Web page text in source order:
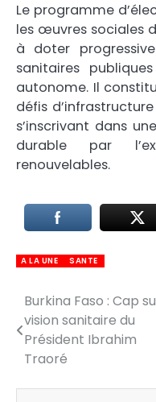
Le programme
les œuvres sociales
à doter
sanitaires
autonome. Il
défis
s’inscrivant dans
durable par
renouvelables.
A LA UNE SANTE
Navigation
de
l’article
Burkina Faso : Cap
vision sanitaire du
Président Ibrahim
Traoré